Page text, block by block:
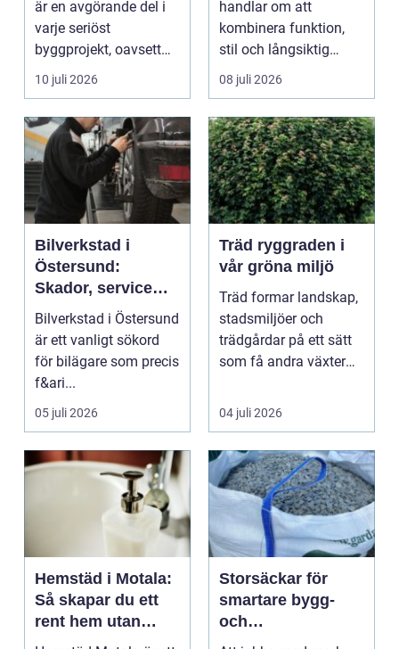
är en avgörande del i
varje seriöst
byggprojekt, oavsett
om det handlar om en
10 juli 2026
handlar om att
kombinera funktion,
stil och långsiktig
ekonomi i samma p...
08 juli 2026
Bilverkstad i
Östersund:
Skador, service
och smarta val för
din bil
Bilverkstad i Östersund
är ett vanligt sökord
för bilägare som precis
f&ari...
05 juli 2026
Träd ryggraden i
vår gröna miljö
Träd formar landskap,
stadsmiljöer och
trädgårdar på ett sätt
som få andra växter
04 juli 2026
Hemstäd i Motala:
Så skapar du ett
rent hem utan
stress
Storsäckar för
smartare bygg-
och
trädgårdsprojekt